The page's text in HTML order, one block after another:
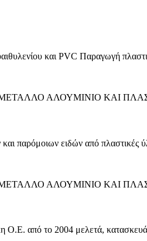
και PVC Παραγωγή
ΑΛΟΥΜΙΝΙΟ ΚΑΙ
παρόμοιων ειδών από πλαστικές
ΑΛΟΥΜΙΝΙΟ ΚΑΙ
από το 2004 μελετά,